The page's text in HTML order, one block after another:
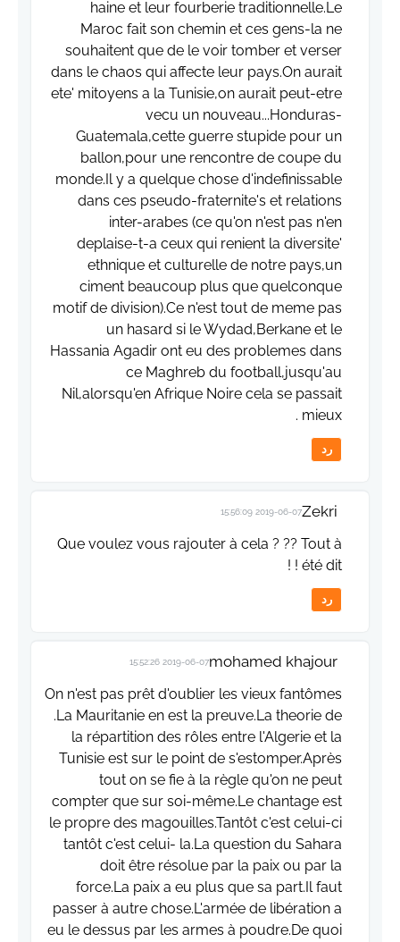
haine et leur fourberie traditionnelle.Le
Maroc fait son chemin et ces gens-la ne
souhaitent que de le voir tomber et verser
dans le chaos qui affecte leur pays.On aurait
ete' mitoyens a la Tunisie,on aurait peut-etre
vecu un nouveau...Honduras-
Guatemala,cette guerre stupide pour un
ballon,pour une rencontre de coupe du
monde.Il y a quelque chose d'indefinissable
dans ces pseudo-fraternite's et relations
inter-arabes (ce qu'on n'est pas n'en
deplaise-t-a ceux qui renient la diversite'
ethnique et culturelle de notre pays,un
ciment beaucoup plus que quelconque
motif de division).Ce n'est tout de meme pas
un hasard si le Wydad,Berkane et le
Hassania Agadir ont eu des problemes dans
ce Maghreb du football,jusqu'au
Nil,alorsqu'en Afrique Noire cela se passait
mieux .
رد
Zekri
2019-06-07 15:56:09
Que voulez vous rajouter à cela ? ?? Tout à
été dit ! !
رد
mohamed khajour
2019-06-07 15:52:26
On n'est pas prêt d'oublier les vieux fantômes
.La Mauritanie en est la preuve.La theorie de
la répartition des rôles entre l'Algerie et la
Tunisie est sur le point de s'estomper.Après
tout on se fie à la règle qu'on ne peut
compter que sur soi-même.Le chantage est
le propre des magouilles.Tantôt c'est celui-ci
tantôt c'est celui- la.La question du Sahara
doit être résolue par la paix ou par la
force.La paix a eu plus que sa part.Il faut
passer à autre chose.L'armée de libération a
eu le dessus par les armes à poudre.De quoi